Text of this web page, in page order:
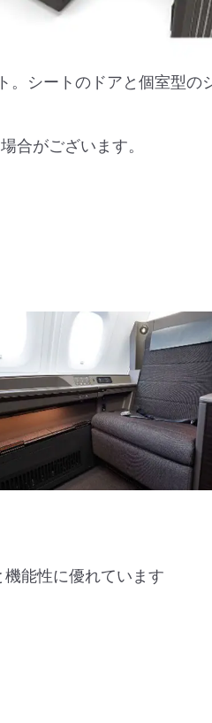
シートのドアと個室型
合がございます。
機能性に優れています